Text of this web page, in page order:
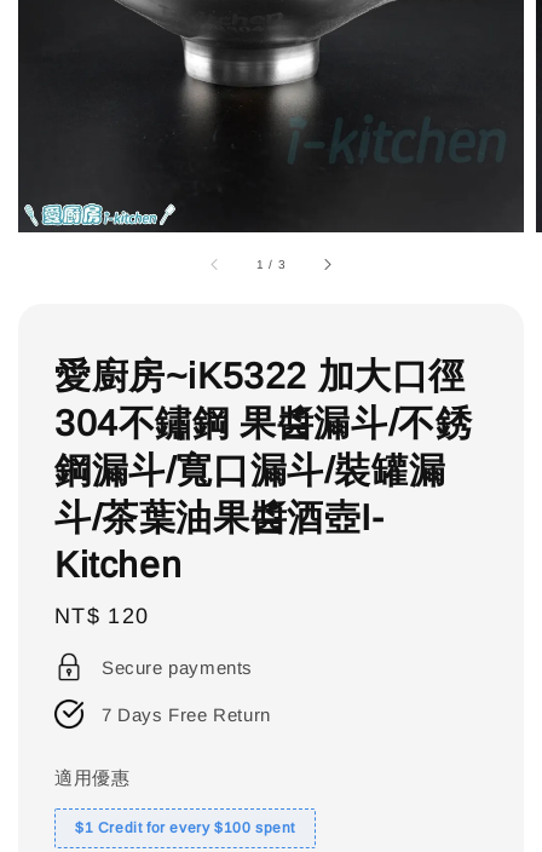
1 / 3
愛廚房~iK5322 加大口徑
304不鏽鋼 果醬漏斗/不銹
鋼漏斗/寬口漏斗/裝罐漏
斗/茶葉油果醬酒壺I-
Kitchen
Regular
price
NT$ 120
Secure payments
7 Days Free Return
適用優惠
$1 Credit for every $100 spent